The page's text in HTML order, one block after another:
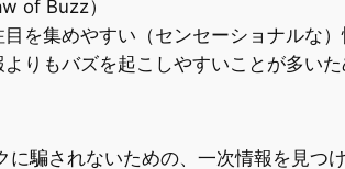
of Buzz）
目を集めやすい（センセーショナルな
りもバズを起こしやすいことが多い
騙されないための、一次情報を見つ